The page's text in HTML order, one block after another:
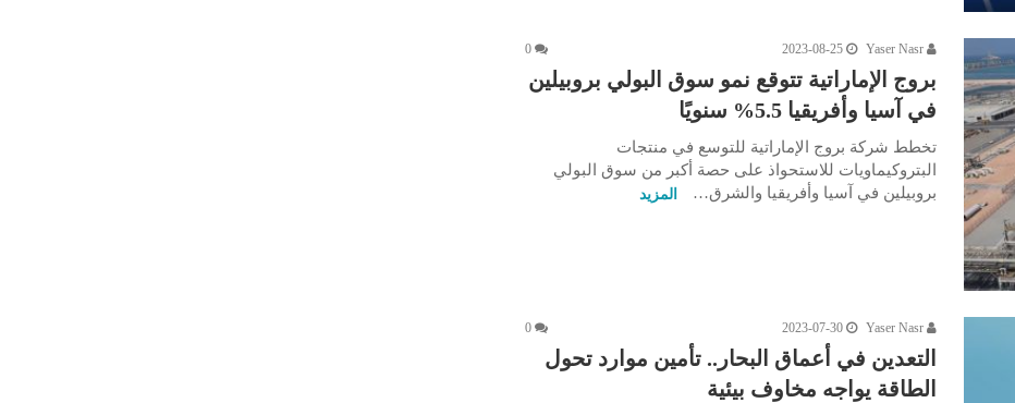
Yaser Nasr
2023-08-25
0
بروج الإماراتية تتوقع نمو سوق البولي بروبيلين
في آسيا وأفريقيا 5.5% سنويًا
تخطط شركة بروج الإماراتية للتوسع في منتجات
البتروكيماويات للاستحواذ على حصة أكبر من سوق البولي
بروبيلين في آسيا وأفريقيا والشرق…
المزيد
Yaser Nasr
2023-07-30
0
التعدين في أعماق البحار.. تأمين موارد تحول
الطاقة يواجه مخاوف بيئية